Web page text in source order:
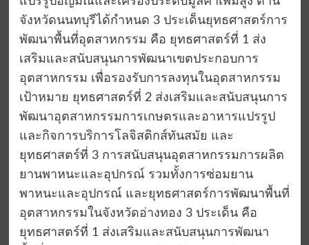
จังหวัดนนทบุรีได้กำหนด 3 ประเด็นยุทธศาสตร์การ
พัฒนาพื้นที่อุตสาหกรรม คือ ยุทธศาสตร์ที่ 1 ส่ง
เสริมและสนับสนุนการพัฒนาเขตประกอบการ
อุตสาหกรรม เพื่อรองรับการลงทุนในอุตสาหกรรม
เป้าหมาย ยุทธศาสตร์ที่ 2 ส่งเสริมและสนับสนุนการ
พัฒนาอุตสาหกรรมการเกษตรและอาหารแปรรูป
และกิจการบริการโลจิสติกส์ทันสมัย และ
ยุทธศาสตร์ที่ 3 การสนับสนุนอุตสาหกรรมการผลิต
ยานพาหนะและอุปกรณ์ รวมทั้งการซ่อมยาน
พาหนะและอุปกรณ์ และยุทธศาสตร์การพัฒนาพื้นที่
อุตสาหกรรมในจังหวัดอ่างทอง 3 ประเด็น คือ
ยุทธศาสตร์ที่ 1 ส่งเสริมและสนับสนุนการพัฒนา